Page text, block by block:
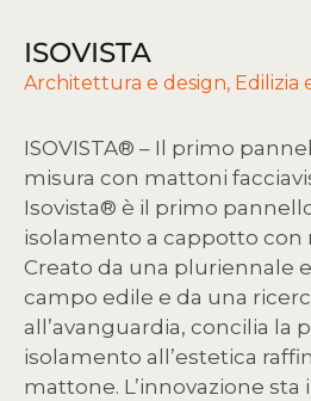
ISOVISTA
Architettura e design, Edilizia
ISOVISTA® – Il primo
misura con mattoni
Isovista® è il primo
isolamento a cappotto con
Creato da una pluriennale
campo edile e da una
all’avanguardia, concilia la
isolamento all’estetica
mattone. L’innovazione